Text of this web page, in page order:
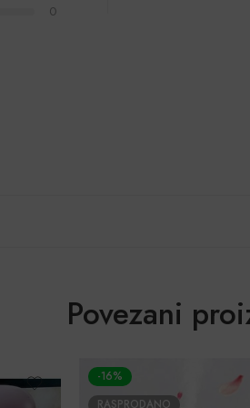
0
Povezani
-16%
RASPRODANO